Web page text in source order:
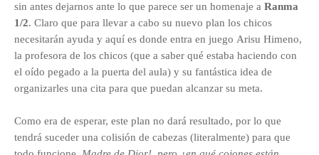
sin antes dejarnos ante lo que parece ser un homenaje a Ranma
1/2. Claro que para llevar a cabo su nuevo plan los chicos
necesitarán ayuda y aquí es donde entra en juego Arisu Himeno,
la profesora de los chicos (que a saber qué estaba haciendo con
el oído pegado a la puerta del aula) y su fantástica idea de
organizarles una cita para que puedan alcanzar su meta.
Como era de esperar, este plan no dará resultado, por lo que
tendrá suceder una colisión de cabezas (literalmente) para que